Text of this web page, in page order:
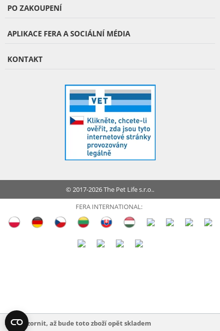
Upozornit, až bude toto zboží opět skladem
PO ZAKOUPENÍ
APLIKACE FERA A SOCIÁLNÍ MÉDIA
KONTAKT
© 2017-2026 The Pet Life s.r.o..
FERA INTERNATIONAL: